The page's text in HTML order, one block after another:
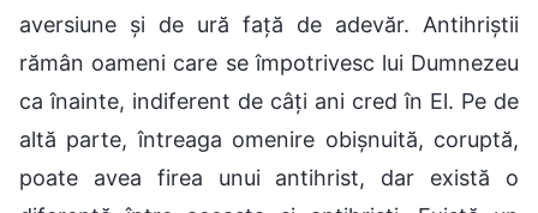
aversiune și de ură față de adevăr. Antihriștii
rămân oameni care se împotrivesc lui Dumnezeu
ca înainte, indiferent de câți ani cred în El. Pe de
altă parte, întreaga omenire obișnuită, coruptă,
poate avea firea unui antihrist, dar există o